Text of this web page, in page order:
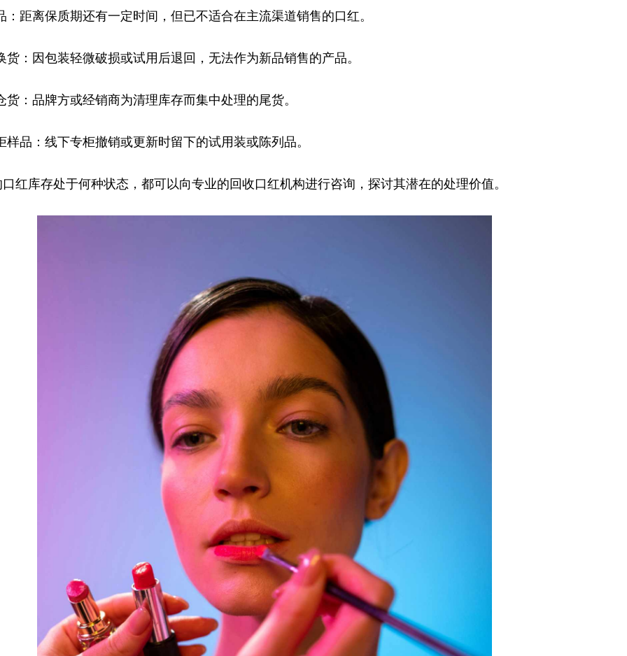
：距离保质期还有一定时间，但已不适合在主流渠道销售的口红。
货：因包装轻微破损或试用后退回，无法作为新品销售的产品。
货：品牌方或经销商为清理库存而集中处理的尾货。
样品：线下专柜撤销或更新时留下的试用装或陈列品。
红库存处于何种状态，都可以向专业的回收口红机构进行咨询，探讨其潜在的处理价值。